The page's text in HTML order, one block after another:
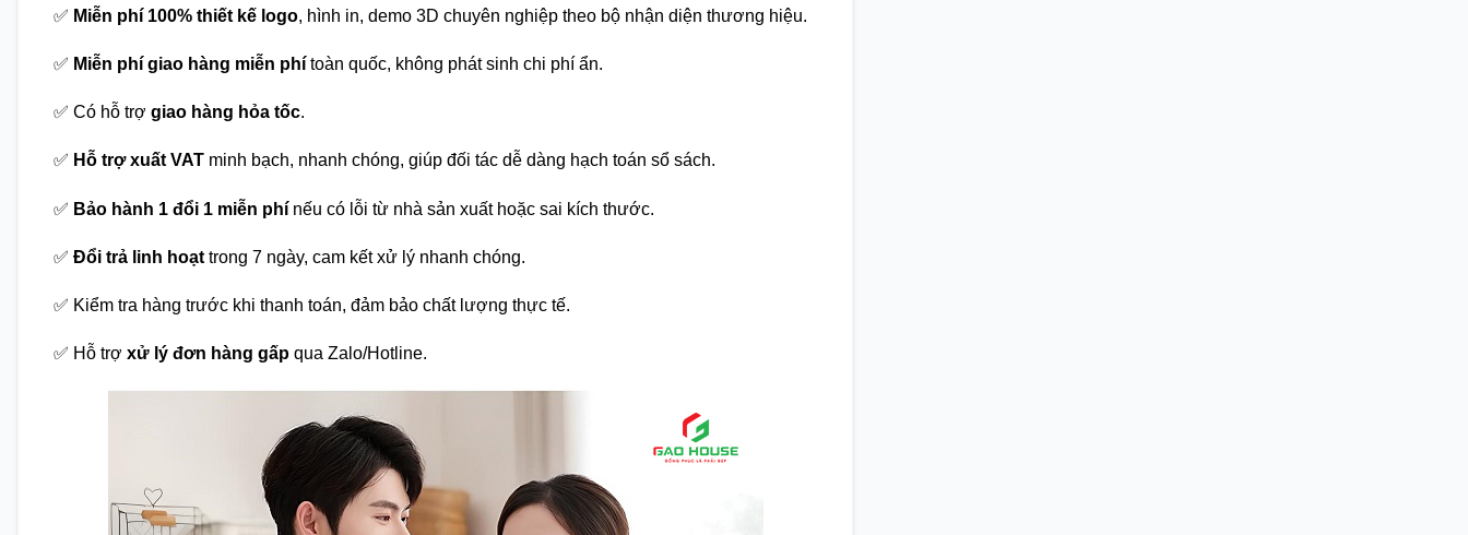
✅ Miễn phí 100% thiết kế logo, hình in, demo 3D chuyên nghiệp theo bộ nhận diện thương hiệu.
✅ Miễn phí giao hàng miễn phí toàn quốc, không phát sinh chi phí ẩn.
✅ Có hỗ trợ giao hàng hỏa tốc.
✅ Hỗ trợ xuất VAT minh bạch, nhanh chóng, giúp đối tác dễ dàng hạch toán sổ sách.
✅ Bảo hành 1 đổi 1 miễn phí nếu có lỗi từ nhà sản xuất hoặc sai kích thước.
✅ Đổi trả linh hoạt trong 7 ngày, cam kết xử lý nhanh chóng.
✅ Kiểm tra hàng trước khi thanh toán, đảm bảo chất lượng thực tế.
✅ Hỗ trợ xử lý đơn hàng gấp qua Zalo/Hotline.